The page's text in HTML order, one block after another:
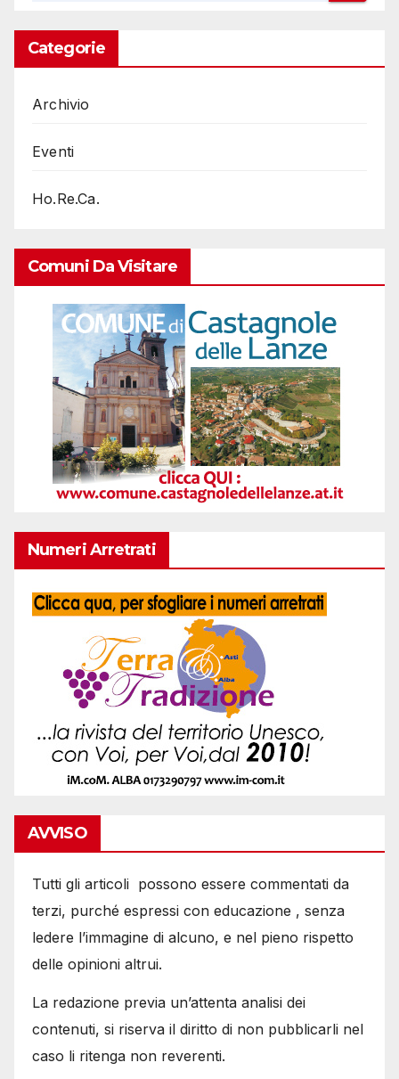
Categorie
Archivio
Eventi
Ho.Re.Ca.
Comuni Da Visitare
Numeri Arretrati
AVVISO
Tutti gli articoli possono essere commentati da
terzi, purché espressi con educazione , senza
ledere l’immagine di alcuno, e nel pieno rispetto
delle opinioni altrui.
La redazione previa un’attenta analisi dei
contenuti, si riserva il diritto di non pubblicarli nel
caso li ritenga non reverenti.